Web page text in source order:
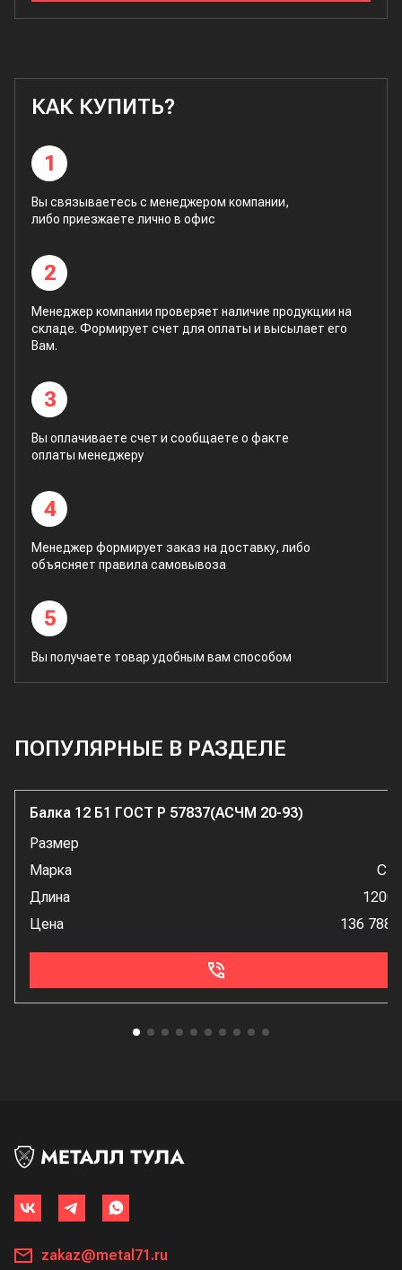
КАК КУПИТЬ?
1
Вы связываетесь с менеджером компании,
либо приезжаете лично в офис
2
Менеджер компании проверяет наличие продукции на
складе. Формирует счет для оплаты и высылает его
Вам.
3
Вы оплачиваете счет и сообщаете о факте
оплаты менеджеру
4
Менеджер формирует заказ на доставку, либо
объясняет правила самовывоза
5
Вы получаете товар удобным вам способом
ПОПУЛЯРНЫЕ В РАЗДЕЛЕ
Балка 12 Б1 ГОСТ Р 57837(АСЧМ 20-93)
Размер
Марка
Ст3
Длина
12000
Цена
136 788 ₽
zakaz@metal71.ru